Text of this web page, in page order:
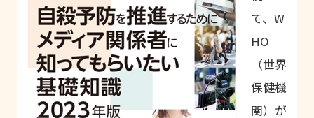
て、W
HO
（世界
保健機
関）が